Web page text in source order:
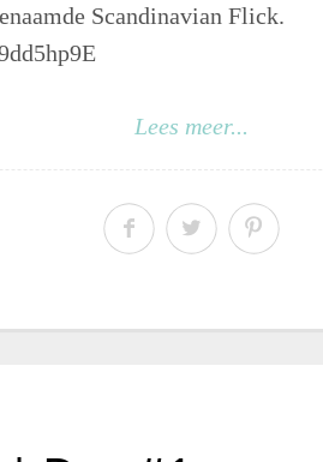
Scandinavian Flick.
Lees meer...